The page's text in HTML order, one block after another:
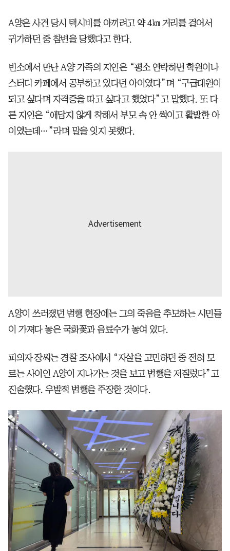
A양은 사건 당시 택시비를 아끼려고 약 4㎞ 거리를 걸어서
귀가하던 중 참변을 당했다고 한다.
빈소에서 만난 A양 가족의 지인은 “평소 연락하면 학원이나
스터디 카페에서 공부하고 있다던 아이였다”며 “구급대원이
되고 싶다며 자격증을 따고 싶다고 했었다”고 말했다. 또 다
른 지인은 “애답지 않게 착해서 부모 속 안 썩이고 활발한 아
이였는데…”라며 말을 잇지 못했다.
A양이 쓰러졌던 범행 현장에는 그의 죽음을 추모하는 시민들
이 가져다 놓은 국화꽃과 음료수가 놓여 있다.
피의자 장씨는 경찰 조사에서 “자살을 고민하던 중 전혀 모
르는 사이인 A양이 지나가는 것을 보고 범행을 저질렀다”고
진술했다. 우발적 범행을 주장한 것이다.